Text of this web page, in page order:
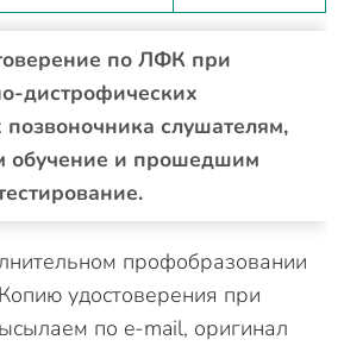
по ЛФК при
дистрофических
позвоночника слушателям,
обучение и прошедшим
профобразовании
удостоверения при
по e-mail, оригинал